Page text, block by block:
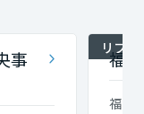
事
リフ
福
福島